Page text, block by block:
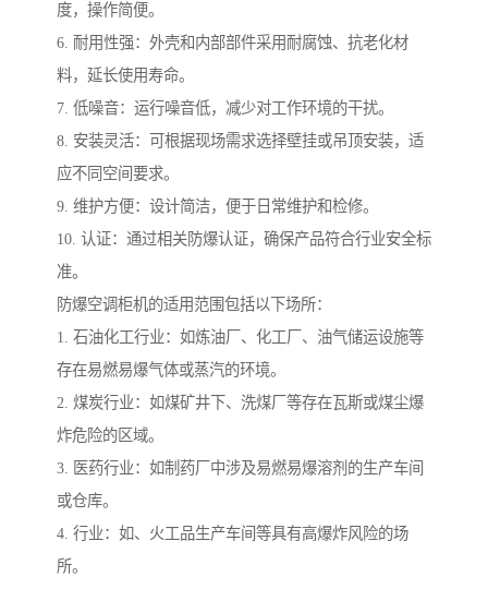
度，操作简便。
6. 耐用性强：外壳和内部部件采用耐腐蚀、抗老化材
料，延长使用寿命。
7. 低噪音：运行噪音低，减少对工作环境的干扰。
8. 安装灵活：可根据现场需求选择壁挂或吊顶安装，适
应不同空间要求。
9. 维护方便：设计简洁，便于日常维护和检修。
10. 认证：通过相关防爆认证，确保产品符合行业安全标
准。
防爆空调柜机的适用范围包括以下场所：
1. 石油化工行业：如炼油厂、化工厂、油气储运设施等
存在易燃易爆气体或蒸汽的环境。
2. 煤炭行业：如煤矿井下、洗煤厂等存在瓦斯或煤尘爆
炸危险的区域。
3. 医药行业：如制药厂中涉及易燃易爆溶剂的生产车间
或仓库。
4. 行业：如、火工品生产车间等具有高爆炸风险的场
所。